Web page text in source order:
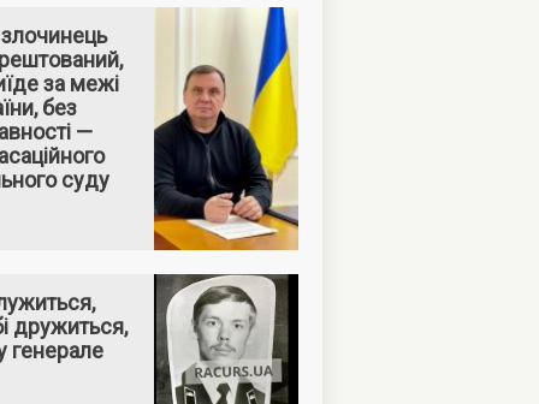
за межі
без
—
суду
дружиться,
генерале